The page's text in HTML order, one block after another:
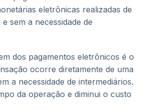
eletrônicas realizadas de
sem a necessidade de
dos pagamentos eletrônicos é o
ocorre diretamente de uma
a necessidade de intermediários.
da operação e diminui o custo